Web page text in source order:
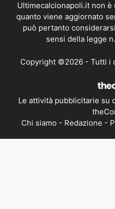
Ultimecalcionapoli.it non
quanto viene aggiornato
può pertanto
sensi della legge
Copyright ©2026 - Tutti i
Le attività pubblicitarie su
Chi siamo - Redazione -